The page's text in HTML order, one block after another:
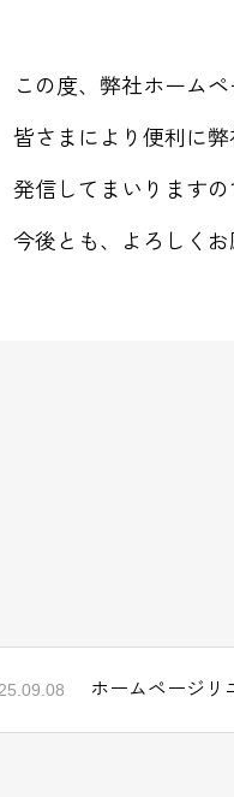
この度、弊社ホーム
皆さまにより便利に
発信してまいりますの
今後とも、よろしくお
ホームページリ